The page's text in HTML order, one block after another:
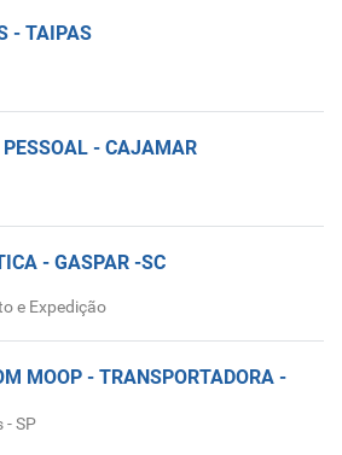
- TAIPAS
- CAJAMAR
- GASPAR -SC
e Expedição
MOOP - TRANSPORTADORA -
- SP